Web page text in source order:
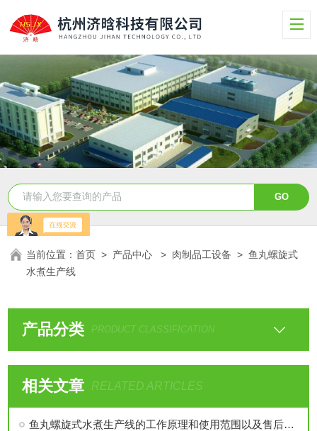
当前位置：首页 > 产品中心 > 肉制品工设备 >鱼丸螺旋式
水煮生产线
产品分类 PRODUCT CLASSIFICATION
相关文章 RELATED ARTICLES
鱼丸螺旋式水煮生产线的工作原理和使用范围以及售后维护注意事项